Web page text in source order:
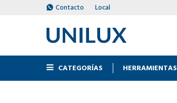
CATEGORÍAS HERRAMIENTAS
Contacto Local